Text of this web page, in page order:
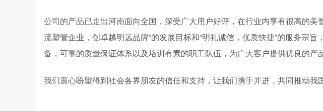
公司的产品已走出河南面向全国，深受广大用户好评，在行业内享有很高的美
流塑管企业，创卓越明远品牌”的发展目标和“明礼诚信，优质快捷”的服务宗
备，可靠的质量保证体系以及培训有素的职工队伍，为广大客户提供优良的产
我们衷心盼望得到社会各界朋友的信任和支持，让我们携手并进，共同推动我